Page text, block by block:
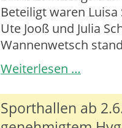
Beteiligt waren
Ute Jooß und Julia
Wannenwetsch
Weiterlesen …der
Sporthallen ab